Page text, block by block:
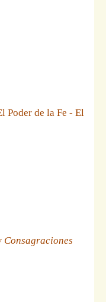
Poder de la Fe - El
Consagraciones